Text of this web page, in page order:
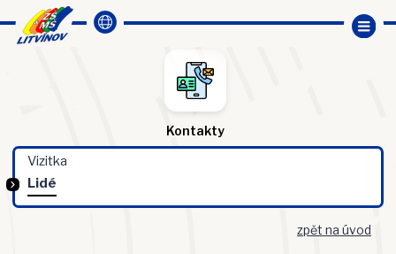
Kontakty
Vizitka
Lidé
zpět na úvod